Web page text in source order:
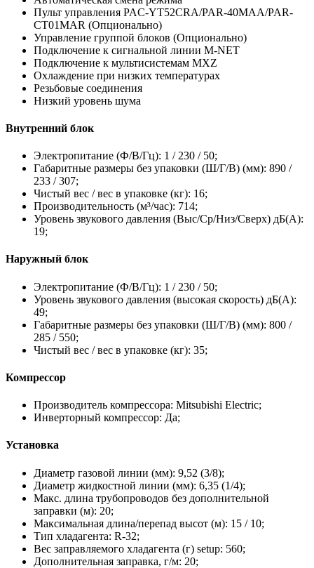
Пульт управления PAC-YT52CRA/PAR-40MAA/PAR-
CT01MAR (Опционально)
Управление группой блоков (Опционально)
Подключение к сигнальной линии M-NET
Подключение к мультисистемам MXZ
Охлаждение при низких температурах
Резьбовые соединения
Низкий уровень шума
Внутренний блок
Электропитание (Ф/В/Гц): 1 / 230 / 50;
Габаритные размеры без упаковки (Ш/Г/В) (мм): 890 /
233 / 307;
Чистый вес / вес в упаковке (кг): 16;
Производительность (м³/час): 714;
Уровень звукового давления (Выс/Ср/Низ/Сверх) дБ(А):
19;
Наружный блок
Электропитание (Ф/В/Гц): 1 / 230 / 50;
Уровень звукового давления (высокая скорость) дБ(А):
49;
Габаритные размеры без упаковки (Ш/Г/В) (мм): 800 /
285 / 550;
Чистый вес / вес в упаковке (кг): 35;
Компрессор
Производитель компрессора: Mitsubishi Electric;
Инверторный компрессор: Да;
Установка
Диаметр газовой линии (мм): 9,52 (3/8);
Диаметр жидкостной линии (мм): 6,35 (1/4);
Макс. длина трубопроводов без дополнительной
заправки (м): 20;
Максимальная длина/перепад высот (м): 15 / 10;
Тип хладагента: R-32;
Вес заправляемого хладагента (г) setup: 560;
Дополнительная заправка, г/м: 20;